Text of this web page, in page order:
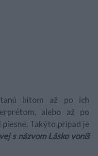
hitom až po ich
alebo až po
Takýto prípad je
s názvom Lásko voníš